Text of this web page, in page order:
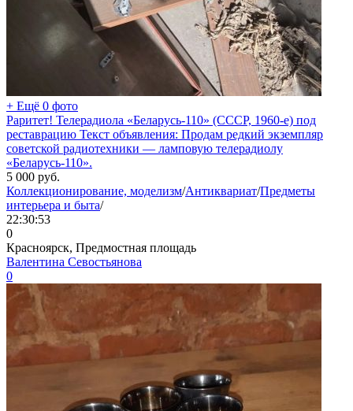
+ Ещё 0 фото
Раритет! Телерадиола «Беларусь-110» (СССР, 1960-е) под
реставрацию Текст объявления: Продам редкий экземпляр
советской радиотехники — ламповую телерадиолу
«Беларусь-110».
5 000 руб.
Коллекционирование, моделизм/Антиквариат/Предметы
интерьера и быта/
22:30:53
0
Красноярск, Предмостная площадь
Валентина Севостьянова
0